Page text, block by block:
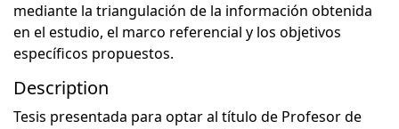
mediante la triangulación de la información obtenida
en el estudio, el marco referencial y los objetivos
específicos propuestos.
Description
Tesis presentada para optar al título de Profesor de